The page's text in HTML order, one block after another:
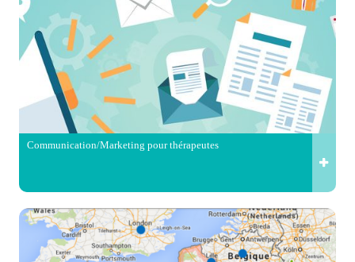
Communication/Marketing pour thérapeutes